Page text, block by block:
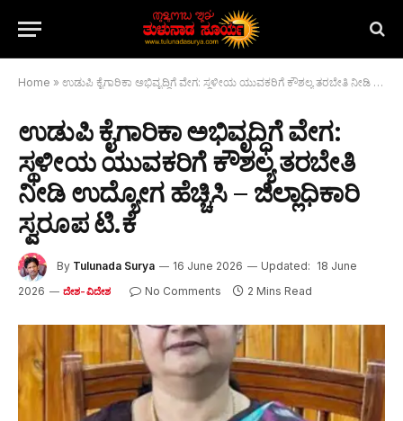
Home » ಉಡುಪಿ ಕೈಗಾರಿಕಾ ಅಭಿವೃದ್ಧಿಗೆ ವೇಗ: ಸ್ಥಳೀಯ ಯುವಕರಿಗೆ ಕೌಶಲ್ಯ ತರಬೇತಿ ನೀಡಿ ಉದ್ಯೋಗ ಹೆಚ್ಚಿಸಿ – ಜಿಲ್ಲಾಧಿಕಾರಿ ಸ್ವರೂಪ ಟಿ.ಕೆ
ಉಡುಪಿ ಕೈಗಾರಿಕಾ ಅಭಿವೃದ್ಧಿಗೆ ವೇಗ:
ಸ್ಥಳೀಯ ಯುವಕರಿಗೆ ಕೌಶಲ್ಯ ತರಬೇತಿ
ನೀಡಿ ಉದ್ಯೋಗ ಹೆಚ್ಚಿಸಿ – ಜಿಲ್ಲಾಧಿಕಾರಿ
ಸ್ವರೂಪ ಟಿ.ಕೆ
By Tulunada Surya 16 June 2026 Updated: 18 June
2026
ದೇಶ-ವಿದೇಶ No Comments 2 Mins Read